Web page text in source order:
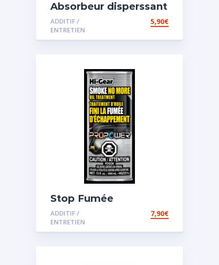
Absorbeur disperssant
d’eau pour carburant
ADDITIF /
ENTRETIEN
5,90€
Stop Fumée
ADDITIF /
ENTRETIEN
7,90€